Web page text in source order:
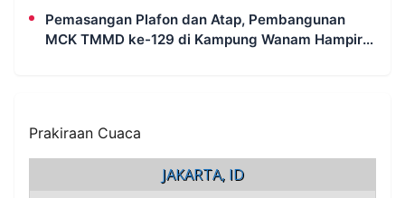
Pemasangan Plafon dan Atap, Pembangunan
MCK TMMD ke-129 di Kampung Wanam Hampir
Prakiraan Cuaca
JAKARTA, ID